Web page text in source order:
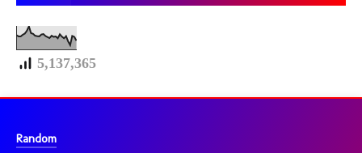
5,137,365
Random